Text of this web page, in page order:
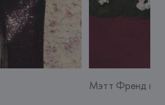
Мэтт Френд в